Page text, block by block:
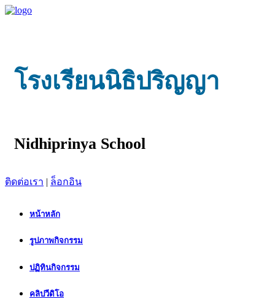
โรงเรียนนิธิปริญญา
Nidhiprinya School
ติดต่อเรา | ล็อกอิน
หน้าหลัก
รูปภาพกิจกรรม
ปฏิทินกิจกรรม
คลิปวีดิโอ